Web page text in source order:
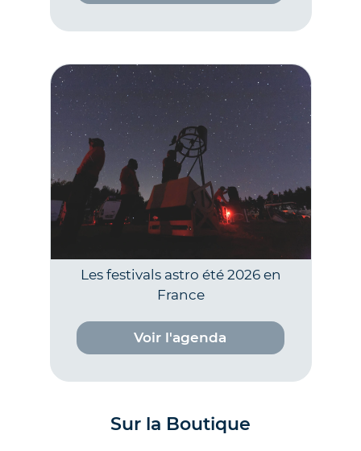
Les festivals astro été 2026 en
France
Voir l'agenda
Sur la Boutique